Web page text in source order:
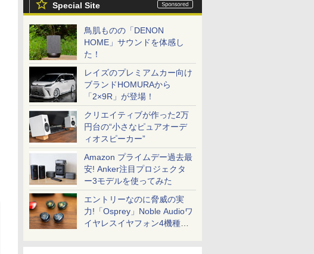
Special Site
鳥肌ものの「DENON
HOME」サウンドを体感し
た！
レイズのプレミアムカー向け
ブランドHOMURAから
「2×9R」が登場！
クリエイティブが作った2万
円台の“小さなピュアオーデ
ィオスピーカー”
Amazon プライムデー過去最
安! Anker注目プロジェクタ
ー3モデルを使ってみた
エントリーなのに脅威の実
力!「Osprey」Noble Audioワ
イヤレスイヤフォン4機種を